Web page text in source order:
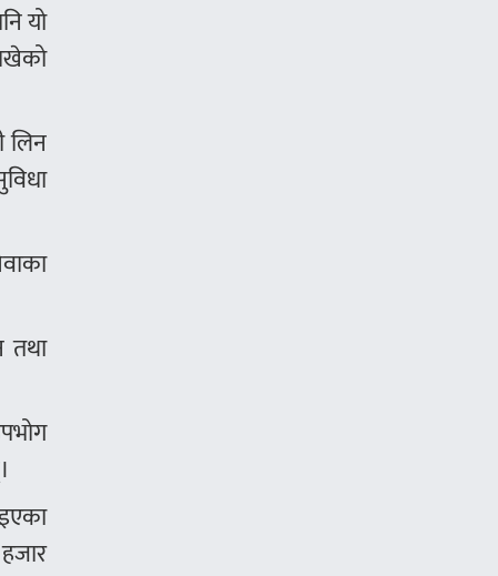
यो
लिन
तथा